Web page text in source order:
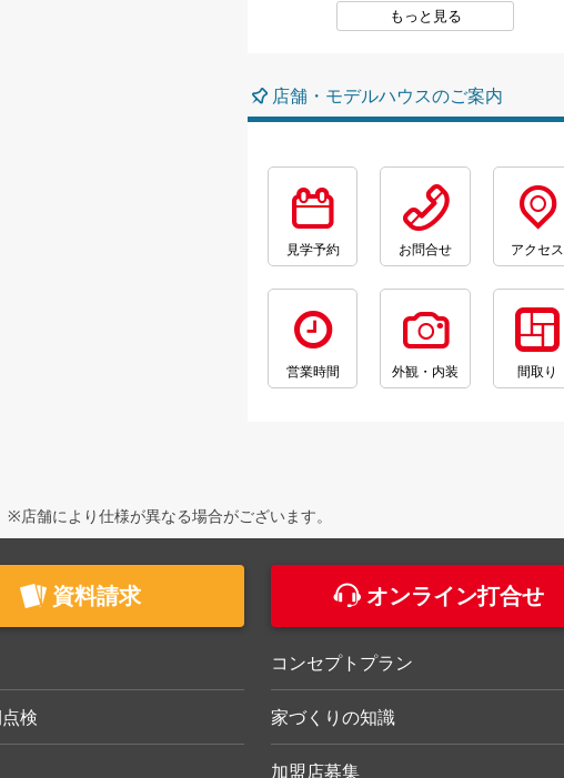
もっと見る
店舗・モデルハウスのご案内
見学予約 お問合せ アクセス
営業時間 外観・内装 間取り
店舗により仕様が異なる場合がございます。
資料請求 オンライン打合せ
コンセプトプラン
検 家づくりの知識
加盟店募集